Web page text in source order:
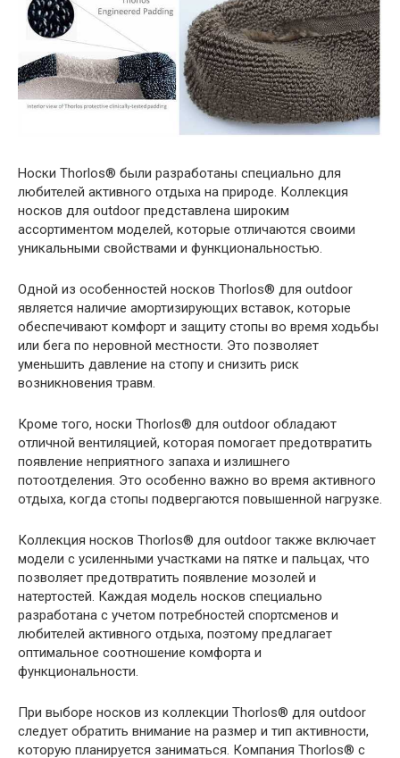
Носки Thorlos® были разработаны специально для
любителей активного отдыха на природе. Коллекция
носков для outdoor представлена широким
ассортиментом моделей, которые отличаются своими
уникальными свойствами и функциональностью.
Одной из особенностей носков Thorlos® для outdoor
является наличие амортизирующих вставок, которые
обеспечивают комфорт и защиту стопы во время ходьбы
или бега по неровной местности. Это позволяет
уменьшить давление на стопу и снизить риск
возникновения травм.
Кроме того, носки Thorlos® для outdoor обладают
отличной вентиляцией, которая помогает предотвратить
появление неприятного запаха и излишнего
потоотделения. Это особенно важно во время активного
отдыха, когда стопы подвергаются повышенной нагрузке.
Коллекция носков Thorlos® для outdoor также включает
модели с усиленными участками на пятке и пальцах, что
позволяет предотвратить появление мозолей и
натертостей. Каждая модель носков специально
разработана с учетом потребностей спортсменов и
любителей активного отдыха, поэтому предлагает
оптимальное соотношение комфорта и
функциональности.
При выборе носков из коллекции Thorlos® для outdoor
следует обратить внимание на размер и тип активности,
которую планируется заниматься. Компания Thorlos® с